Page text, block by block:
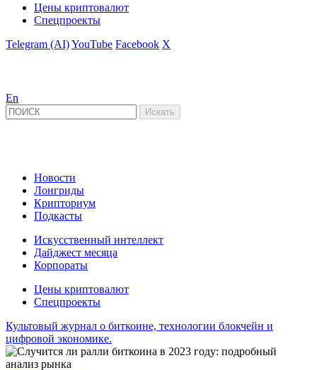
Цены криптовалют
Спецпроекты
Telegram (AI)YouTube Facebook X
En
Новости
Лонгриды
Крипториум
Подкасты
Искусственный интеллект
Дайджест месяца
Корпораты
Цены криптовалют
Спецпроекты
Культовый журнал о биткоине, технологии блокчейн и
цифровой экономике.